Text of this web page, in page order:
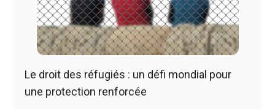
Le droit des réfugiés : un défi mondial pour
une protection renforcée